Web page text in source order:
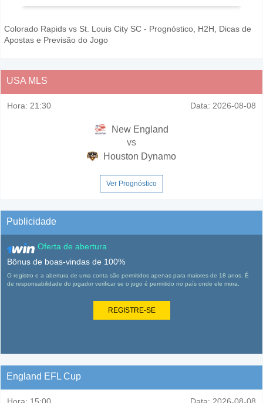
Colorado Rapids vs St. Louis City SC - Prognóstico, H2H, Dicas de
Apostas e Previsão do Jogo
USA MLS
Hora: 21:30 Data: 2026-08-08
New England
vs
Houston Dynamo
Ver Prognóstico
Publicidade
Oferta de abertura
Bônus de boas-vindas de 100%
O registro e a abertura de uma conta são permitidos apenas para maiores de 18 anos. É
de responsabilidade do jogador verificar se o jogo é permitido no país onde ele mora.
REGISTRE-SE
England EFL Cup
Hora: 15:00 Data: 2026-08-08